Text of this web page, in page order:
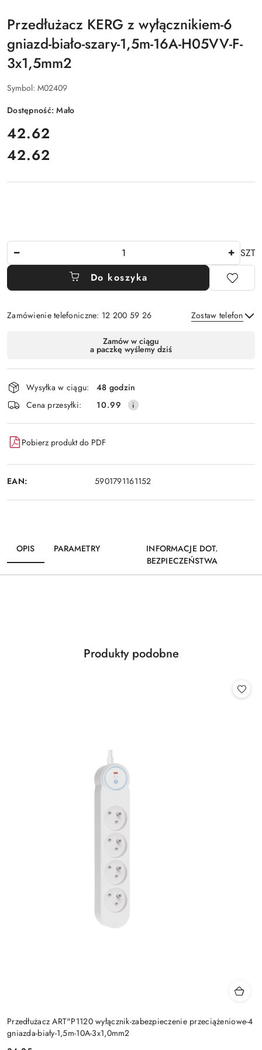
Przedłużacz KERG z wyłącznikiem-6
gniazd-biało-szary-1,5m-16A-H05VV-F-
3x1,5mm2
Symbol: M02409
Dostępność:Mało
cena:
42.62
Cena:
42.62
SZT
Do koszyka
Zamówienie telefoniczne: 12 200 59 26 Zostaw telefon
Wyślij
dostawa
Zamów w ciągu
a paczkę wyślemy dziś
Wysyłka w ciągu:
48 godzin
Cena przesyłki:
10.99
Pobierz produkt do PDF
EAN: 5901791161152
OPIS PARAMETRY
INFORMACJE DOT.
BEZPIECZEŃSTWA
Pomiń karuzelę produktów
Produkty
Produkty podobne
Przedłużacz ART"P1120 wyłącznik-zabezpieczenie przeciążeniowe-4
gniazda-biały-1,5m-10A-3x1,0mm2